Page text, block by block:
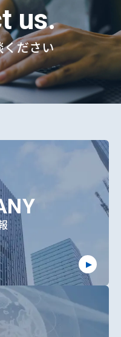
us.
ください